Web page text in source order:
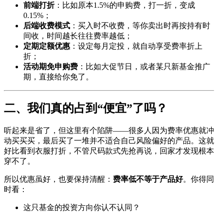
前端打折：比如原本1.5%的申购费，打一折，变成
0.15%；
后端收费模式 ：买入时不收费，等你卖出时再按持有时
间收，时间越长往往费率越低；
定期定额优惠 ：设定每月定投，就自动享受费率折上
折；
活动期免申购费 ：比如大促节日，或者某只新基金推广
期，直接给你免了。
二、我们真的占到“便宜”了吗？
听起来是省了，但这里有个陷阱——很多人因为费率优惠就冲
动买买买，最后买了一堆并不适合自己风险偏好的产品。这就
好比看到衣服打折，不管尺码款式先抢再说，回家才发现根本
穿不了。
所以优惠虽好，也要保持清醒： 费率低不等于产品好。你得同
时看：
这只基金的投资方向你认不认同？